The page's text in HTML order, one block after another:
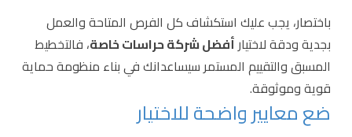
باختصار، يجب عليك استكشاف كل الفرص المتاحة والعمل
بجدية ودقة لاختيار أفضل شركة حراسات خاصة، فالتخطيط
المسبق والتقييم المستمر سيساعدانك في بناء منظومة حماية
قوية وموثوقة.
ضع معايير واضحة للاختيار